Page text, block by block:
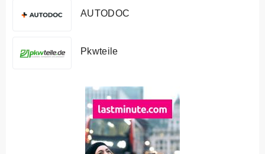
AUTODOC
Pkwteile